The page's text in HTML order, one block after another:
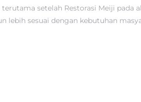
setelah Restorasi Meiji pada
sesuai dengan kebutuhan